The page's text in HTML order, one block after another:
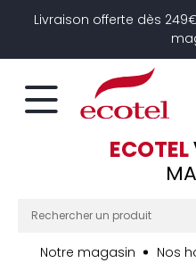
Livraison offerte dès
ECOTEL
Notre magasin Nos
Panneau de gestion des